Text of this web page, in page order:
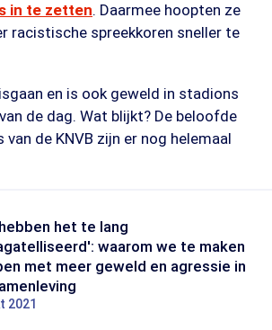
in te zetten. Daarmee hoopten ze
racistische spreekkoren sneller te
en is ook geweld in stadions
de dag. Wat blijkt? De beloofde
van de KNVB zijn er nog helemaal
het te lang
waarom we te maken
met meer geweld en agressie in
2021